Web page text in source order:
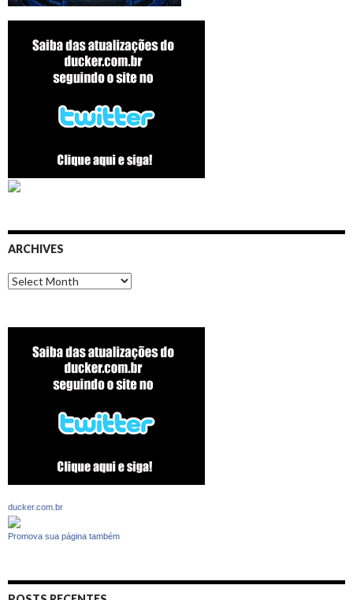
ARCHIVES
Archives
ducker.com.br
Promova sua página também